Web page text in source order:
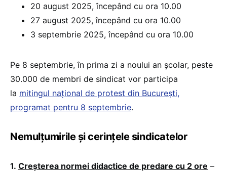
20 august 2025, începând cu ora 10.00
27 august 2025, începând cu ora 10.00
3 septembrie 2025, începând cu ora 10.00
Pe 8 septembrie, în prima zi a noului an școlar, peste
30.000 de membri de sindicat vor participa
la mitingul național de protest din București,
programat pentru 8 septembrie.
Nemulțumirile și cerințele sindicatelor
1. Creșterea normei didactice de predare cu 2 ore –